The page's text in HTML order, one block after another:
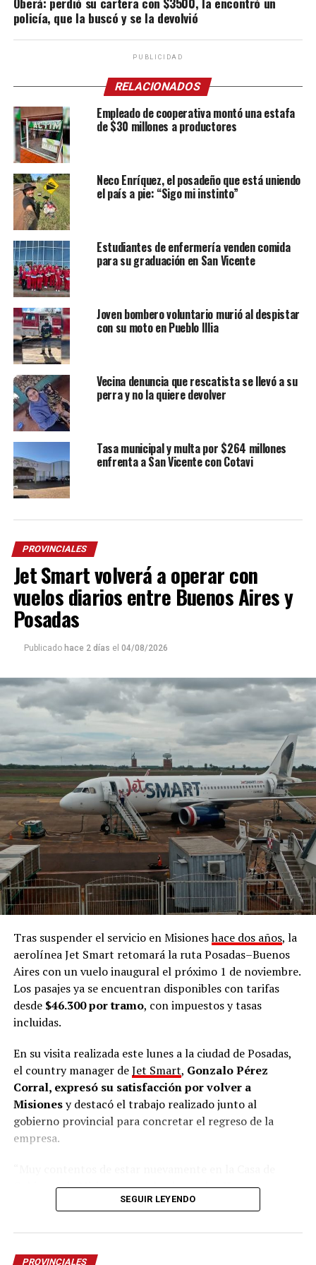
policía, que la buscó y se la devolvió
PUBLICIDAD
RELACIONADOS
Empleado de cooperativa montó una estafa
de $30 millones a productores
Neco Enríquez, el posadeño que está uniendo
el país a pie: “Sigo mi instinto”
Estudiantes de enfermería venden comida
para su graduación en San Vicente
Joven bombero voluntario murió al despistar
con su moto en Pueblo Illia
Vecina denuncia que rescatista se llevó a su
perra y no la quiere devolver
Tasa municipal y multa por $264 millones
enfrenta a San Vicente con Cotavi
PROVINCIALES
Jet Smart volverá a operar con
vuelos diarios entre Buenos Aires y
Posadas
Publicado hace 2 días el 04/08/2026
Tras suspender el servicio en Misioneshace dos años, la
aerolínea Jet Smart retomará la ruta Posadas–Buenos
Aires con un vuelo inaugural el próximo 1 de noviembre.
Los pasajes ya se encuentran disponibles con tarifas
desde $46.300 por tramo, con impuestos y tasas
incluidas.
En su visita realizada este lunes a la ciudad de Posadas,
el country manager deJet Smart, Gonzalo Pérez
Corral, expresó su satisfacción por volver a
Misionesy destacó el trabajo realizado junto al
gobierno provincial para concretar el regreso de la
empresa.
Gobierno de Misiones con el gobernadorHugo
y el ministro de Turismo
venta de los vuelos que van a conectar Buenos Aires
con Posadas a partir del 1 de noviembre
SEGUIR LEYENDO
PROVINCIALES